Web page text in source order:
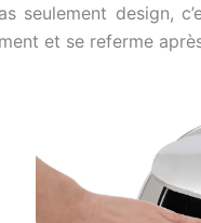
seulement design,
et se referme